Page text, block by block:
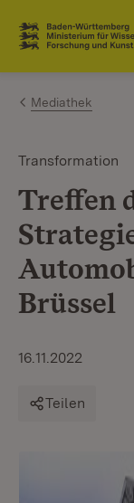
Zum Inhalt
Link zur
Mediathek
Transformation
Treffen
Brüssel
16.11.2022
Teilen